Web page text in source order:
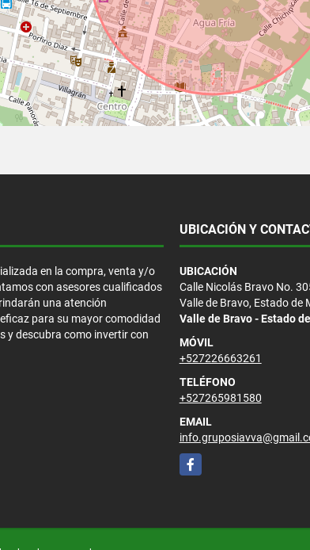
en la compra, venta y/o
con asesores cualificados
una atención
para su mayor comodidad
y descubra como invertir con
UBICACIÓN Y
UBICACIÓN
Calle Nicolás Bravo No.
Valle de Bravo, Estado de
Valle de Bravo - Estado
MÓVIL
+527226663261
TELÉFONO
+527265981580
EMAIL
Facebook